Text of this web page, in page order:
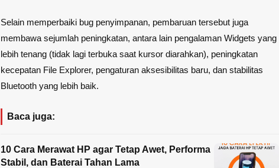
Selain memperbaiki bug penyimpanan, pembaruan tersebut juga
membawa sejumlah peningkatan, antara lain pengalaman Widgets yang
lebih tenang (tidak lagi terbuka saat kursor diarahkan), peningkatan
kecepatan File Explorer, pengaturan aksesibilitas baru, dan stabilitas
Bluetooth yang lebih baik.
Baca juga:
10 Cara Merawat HP agar Tetap Awet, Performa
Stabil, dan Baterai Tahan Lama